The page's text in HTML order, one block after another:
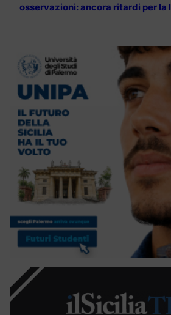
osservazioni: ancora ritardi per la